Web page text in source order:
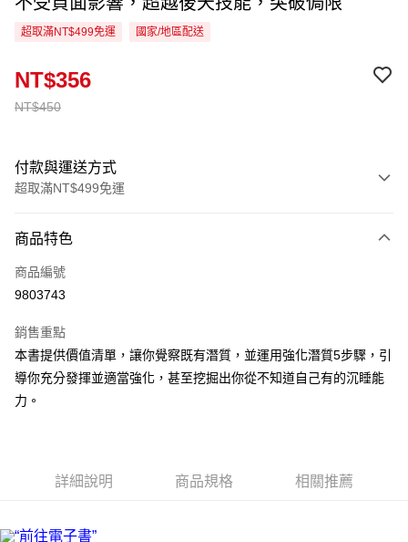
超取滿NT$499免運 國家/地區配送
NT$450
NT$356
付款與運送方式
超取滿NT$499免運
信用卡一次付款
超商取貨付款
Apple Pay
街口支付
全家取貨付款
商品特色
商品編號
9803743
銷售重點
本書提供價值清單，讓你覺察既有潛質，並運用強化潛質5步驟，引
導你充分發揮並適當強化，甚至挖掘出你從不知道自己有的沉睡能
力。
詳細說明 商品規格 相關推薦